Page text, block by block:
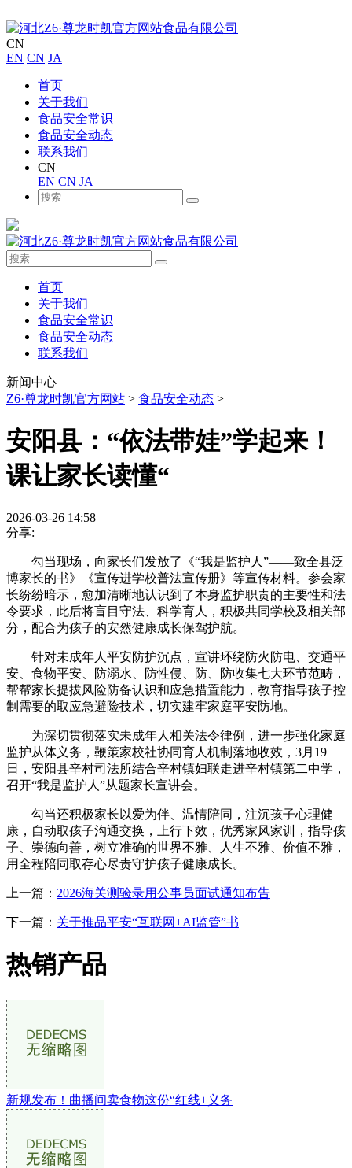
CN
EN CN JA
首页
关于我们
食品安全常识
食品安全动态
联系我们
CN
EN CN JA
首页
关于我们
食品安全常识
食品安全动态
联系我们
新闻中心
Z6·尊龙时凯官方网站 > 食品安全动态 >
安阳县：“依法带娃”学起来！
课让家长读懂“
2026-03-26 14:58
分享:
勾当现场，向家长们发放了《“我是监护人”——致全县泛
博家长的书》《宣传进学校普法宣传册》等宣传材料。参会家
长纷纷暗示，愈加清晰地认识到了本身监护职责的主要性和法
令要求，此后将盲目守法、科学育人，积极共同学校及相关部
分，配合为孩子的安然健康成长保驾护航。
针对未成年人平安防护沉点，宣讲环绕防火防电、交通平
安、食物平安、防溺水、防性侵、防、防收集七大环节范畴，
帮帮家长提拔风险防备认识和应急措置能力，教育指导孩子控
制需要的取应急避险技术，切实建牢家庭平安防地。
为深切贯彻落实未成年人相关法令律例，进一步强化家庭
监护从体义务，鞭策家校社协同育人机制落地收效，3月19
日，安阳县辛村司法所结合辛村镇妇联走进辛村镇第二中学，
召开“我是监护人”从题家长宣讲会。
勾当还积极家长以爱为伴、温情陪同，注沉孩子心理健
康，自动取孩子沟通交换，上行下效，优秀家风家训，指导孩
子、崇德向善，树立准确的世界不雅、人生不雅、价值不雅，
用全程陪同取存心尽责守护孩子健康成长。
上一篇： 2026海关测验录用公事员面试通知布告
下一篇： 关于推品平安“互联网+AI监管”书
热销产品
新规发布！曲播间卖食物这份“红线+义务